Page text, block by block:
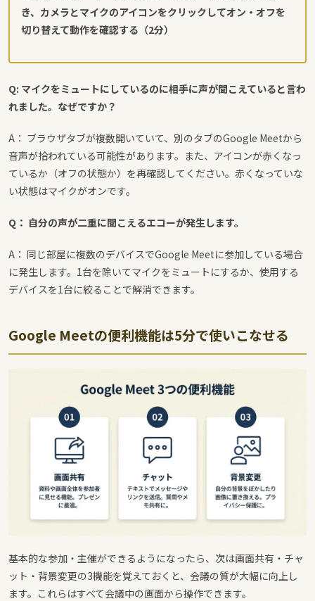
き、カメラとマイクのアイコンをクリックしてオン・オフを
切り替えて動作を確認する（2分）
Q: マイクをミュートにしているのに相手に声が聞こえていると言わ
れました。なぜですか？
A： ブラウザタブが複数開いていて、別のタブのGoogle Meetから
音声が拾われている可能性があります。また、アイコンが赤くなっ
ているか（オフの状態か）を再確認してください。赤くなっていな
い状態はマイクがオンです。
Q： 自分の声が二重に聞こえるエコーが発生します。
A： 同じ部屋に複数のデバイスでGoogle Meetに参加している場合
に発生します。1台を除いてマイクをミュートにするか、使用する
デバイスを1台に絞ることで解消できます。
Google Meetの便利機能は5分で使いこなせる
基本的な参加・主催ができるようになったら、次は画面共有・チャ
ット・背景変更の3機能を覚えておくと、会議の質が大幅に向上し
ます。これらはすべて会議中の画面から操作できます。